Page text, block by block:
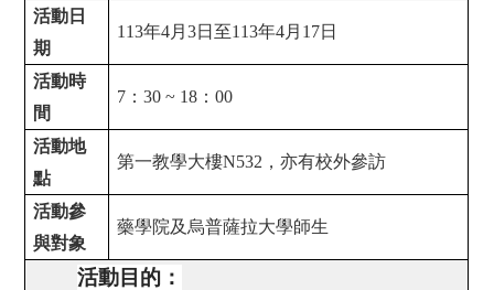
活動日
期
113年4月3日至113年4月17日
活動時
間
7 ：30 ~ 18：00
活動地
點
第一教學大樓N532，亦有校外參訪
活動參
與對象
藥學院及烏普薩拉大學師生
活動目的：